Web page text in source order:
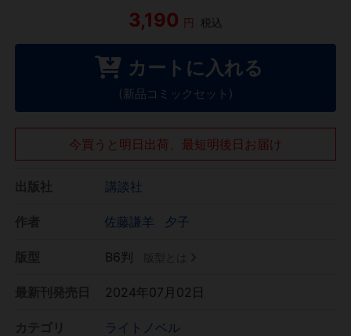
3,190 円 税込
カートに入れる
(新品コミックセット)
今買うと明日出荷、最短明後日お届け
講談社
佐藤謙羊 夕子
B6判
2024年07月02日
ライトノベル